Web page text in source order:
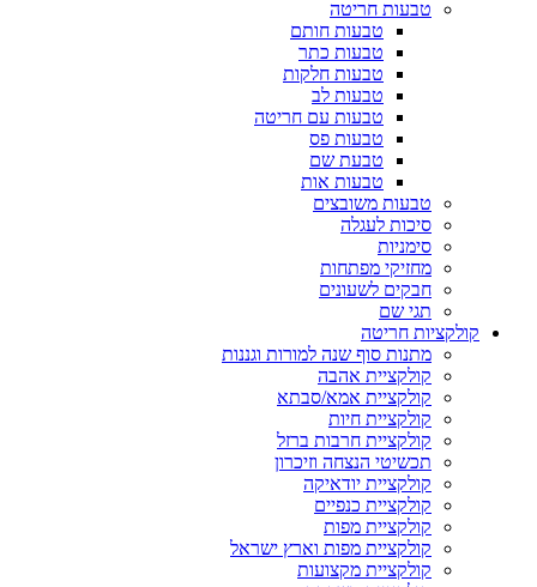
טבעות חריטה
טבעות חותם
טבעות כתר
טבעות חלקות
טבעות לב
טבעות עם חריטה
טבעות פס
טבעת שם
טבעות אות
טבעות משובצים
סיכות לעגלה
סימניות
מחזיקי מפתחות
חבקים לשעונים
תגי שם
קולקציות חריטה
מתנות סוף שנה למורות וגננות
קולקציית אהבה
קולקציית אמא/סבתא
קולקציית חיות
קולקציית חרבות ברזל
תכשיטי הנצחה וזיכרון
קולקציית יודאיקה
קולקציית כנפיים
קולקציית מפות
קולקציית מפות וארץ ישראל
קולקציית מקצועות